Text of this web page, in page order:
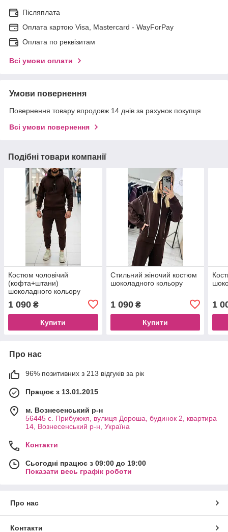
Післяплата
Оплата картою Visa, Mastercard - WayForPay
Оплата по реквізитам
Всі умови оплати
Умови повернення
Повернення товару впродовж 14 днів за рахунок покупця
Всі умови повернення
Подібні товари компанії
Костюм чоловічий
(кофта+штани)
шоколадного кольору
1 090 ₴
Купити
Стильний жіночий костюм
шоколадного кольору
1 090₴
Купити
1
Про нас
96% позитивних з 213 відгуків за рік
Працює з 13.01.2015
м. Вознесенський р-н
56445 с. Прибужжя, вулиця Дороша, будинок 2, квартира
14, Вознесенський р-н, Україна
Контакти
Сьогодні працює з 09:00 до 19:00
Показати весь графік роботи
Про нас
Контакти